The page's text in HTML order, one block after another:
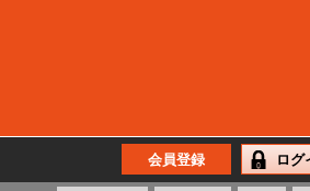
会員登録 ログ